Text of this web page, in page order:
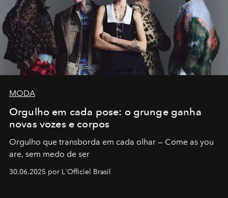
MODA
Orgulho em cada pose: o grunge ganha
novas vozes e corpos
Orgulho que transborda em cada olhar — Come as you
are, sem medo de ser
30.06.2025 por L'Officiel Brasil